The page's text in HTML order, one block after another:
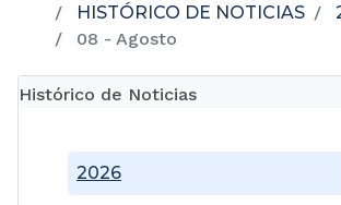
HISTÓRICO DE NOTICIAS
08 - Agosto
Histórico de Noticias
2026